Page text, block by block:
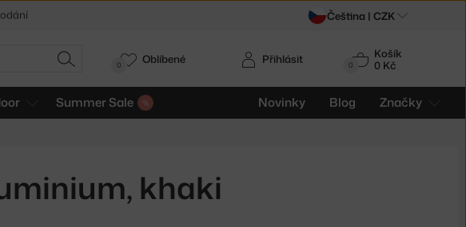
HLEDAT 0
Košík
0 Kč
Summer Sale Novinky Blog Značky
Přihlásit
0 Oblíbené
khaki
Čeština | CZK